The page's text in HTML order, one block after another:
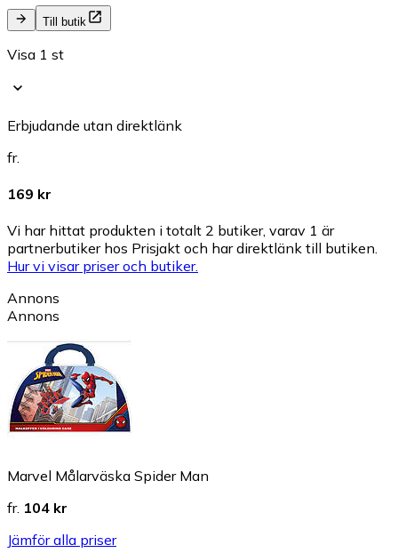
Till butik
Visa 1 st
Erbjudande utan direktlänk
fr.
169 kr
Vi har hittat produkten i totalt 2 butiker, varav 1 är
partnerbutiker hos Prisjakt och har direktlänk till butiken.
Hur vi visar priser och butiker.
Annons
Annons
Marvel Målarväska Spider Man
fr. 104 kr
Jämför alla priser